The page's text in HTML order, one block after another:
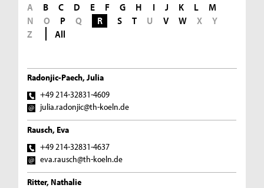
A B C D E F G H I J K L
M
N
O P Q R S T U V W X
Y
Z
All
Radonjic-Paech, Julia
+49 214-32831-4609
julia.radonjic@th-koeln.de
Rausch, Eva
+49 214-32831-4637
eva.rausch@th-koeln.de
Ritter, Nathalie